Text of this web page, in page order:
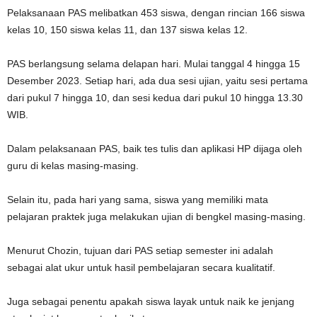
Pelaksanaan PAS melibatkan 453 siswa, dengan rincian 166 siswa
kelas 10, 150 siswa kelas 11, dan 137 siswa kelas 12.
PAS berlangsung selama delapan hari. Mulai tanggal 4 hingga 15
Desember 2023. Setiap hari, ada dua sesi ujian, yaitu sesi pertama
dari pukul 7 hingga 10, dan sesi kedua dari pukul 10 hingga 13.30
WIB.
Dalam pelaksanaan PAS, baik tes tulis dan aplikasi HP dijaga oleh
guru di kelas masing-masing.
Selain itu, pada hari yang sama, siswa yang memiliki mata
pelajaran praktek juga melakukan ujian di bengkel masing-masing.
Menurut Chozin, tujuan dari PAS setiap semester ini adalah
sebagai alat ukur untuk hasil pembelajaran secara kualitatif.
Juga sebagai penentu apakah siswa layak untuk naik ke jenjang